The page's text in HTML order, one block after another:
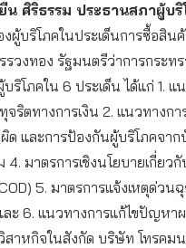
ศิริธรรม ประธานสภาผู้บริ
ผู้บริโภคในประเด็นการซื้อสิน
วงทอง รัฐมนตรีว่าการกระท
ริโภคใน 6 ประเด็น ได้แก่ 1. แ
ริตทางการเงิน 2. แนวทางกา
ด และการป้องกันผู้บริโภคจา
มาตรการเชิงนโยบายเกี่ยว
5. มาตรการแจ้งเหตุด่วน
ะ 6. แนวทางการแก้ไขปัญหา
สาหกิจในสังกัด บริษัท โทรคม